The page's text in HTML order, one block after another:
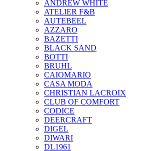
ANDREW WHITE
ATELIER F&B
AUTEBEEL
AZZARO
BAZETTI
BLACK SAND
BOTTI
BRUHL
CAIOMARIO
CASA MODA
CHRISTIAN LACROIX
CLUB OF COMFORT
CODICE
DEERCRAFT
DIGEL
DIWARI
DL1961